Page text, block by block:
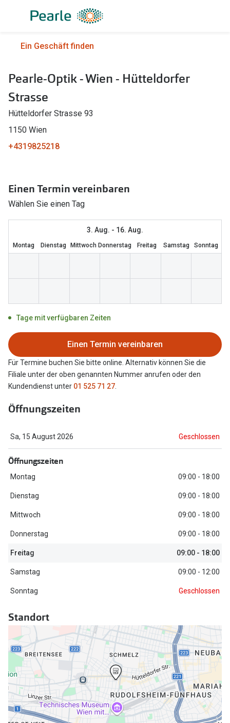
Alle Brillen
Herren
Kinder
AI Glasses
Angebote
Entspiegelte Brillen ab €59
Marken
Ray-Ban
Seen
DbyD
Armani Exchange
Ralph Lauren
ChangeMe
Alle Marken bei Pearle
Trends
Ray-Ban Meta
Oakley Meta
Brillentrends 2026
Gläser
Glaspakete
Glasveredelungen
Transitions Gläser
Blaulichtfilterbrillen
Bildschirmarbeitsplatzbrillen
Zubehör
Brillenbügel
Ray-Ban
Ralph
Seen
Prada
Trends
Oakley
Ratgeber
UV-
Wie
Alle
Ein Geschäft finden
Pearle-Optik - Wien - Hütteldorfer
Strasse
Hütteldorfer Strasse 93
1150 Wien
+4319825218
Einen Termin vereinbaren
Wählen Sie einen Tag
3. Aug. - 16. Aug.
Montag Dienstag Mittwoch Donnerstag Freitag Samstag Sonntag
Tage mit verfügbaren Zeiten
Einen Termin vereinbaren
Für Termine buchen Sie bitte online. Alternativ können Sie die
Filiale unter der oben genannten Nummer anrufen oder den
Kundendienst unter 01 525 71 27
Öffnungszeiten
Sa, 15 August 2026 Geschlossen
Öffnungszeiten
Montag 09:00 - 18:00
Dienstag 09:00 - 18:00
Mittwoch 09:00 - 18:00
Donnerstag 09:00 - 18:00
Freitag 09:00 - 18:00
Samstag 09:00 - 12:00
Sonntag Geschlossen
Standort